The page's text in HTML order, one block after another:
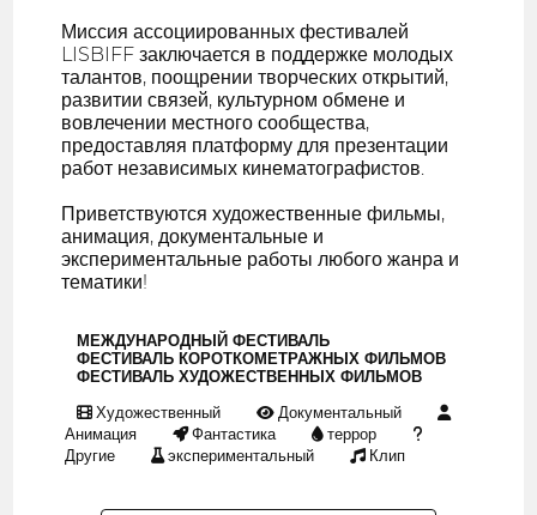
Миссия ассоциированных фестивалей
LISBIFF заключается в поддержке молодых
талантов, поощрении творческих открытий,
развитии связей, культурном обмене и
вовлечении местного сообщества,
предоставляя платформу для презентации
работ независимых кинематографистов.
Приветствуются художественные фильмы,
анимация, документальные и
экспериментальные работы любого жанра и
тематики!
МЕЖДУНАРОДНЫЙ ФЕСТИВАЛЬ
ФЕСТИВАЛЬ КОРОТКОМЕТРАЖНЫХ ФИЛЬМОВ
ФЕСТИВАЛЬ ХУДОЖЕСТВЕННЫХ ФИЛЬМОВ
Художественный
Документальный
Анимация
Фантастика
террор
Другие
экспериментальный Клип